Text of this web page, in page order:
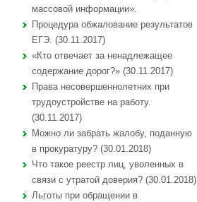
массовой информации».
Процедура обжалование результатов
ЕГЭ. (30.11.2017)
«Кто отвечает за ненадлежащее
содержание дорог?» (30.11.2017)
Права несовершеннолетних при
трудоустройстве на работу.
(30.11.2017)
Можно ли забрать жалобу, поданную
в прокуратуру? (30.01.2018)
Что такое реестр лиц, уволенных в
связи с утратой доверия? (30.01.2018)
Льготы при обращении в